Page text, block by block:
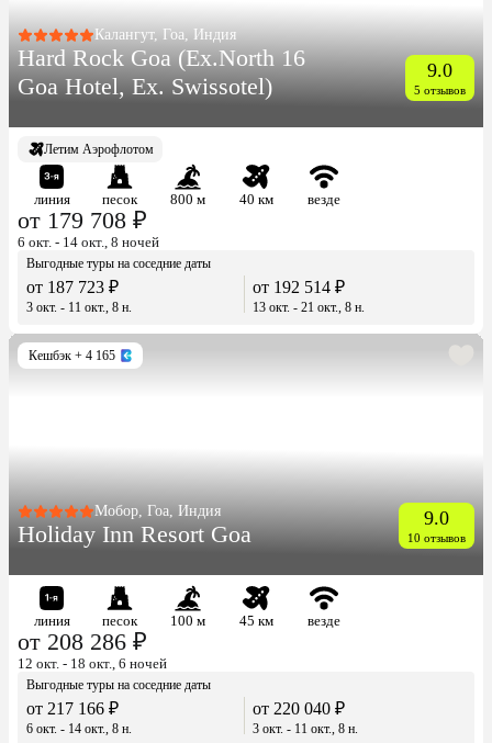
Калангут, Гоа, Индия
Hard Rock Goa (Ex.North 16
Goa Hotel, Ex. Swissotel)
9.0
5 отзывов
Летим Аэрофлотом
линия песок 800 м 40 км везде
от 179 708 ₽
6 окт. - 14 окт., 8 ночей
Выгодные туры на соседние даты
от 187 723 ₽
3 окт. - 11 окт., 8 н.
от 192 514 ₽
13 окт. - 21 окт., 8 н.
Кешбэк + 4 165
Мобор, Гоа, Индия
Holiday Inn Resort Goa
9.0
10 отзывов
линия песок 100 м 45 км везде
от 208 286 ₽
12 окт. - 18 окт., 6 ночей
Выгодные туры на соседние даты
от 217 166 ₽
6 окт. - 14 окт., 8 н.
от 220 040 ₽
3 окт. - 11 окт., 8 н.